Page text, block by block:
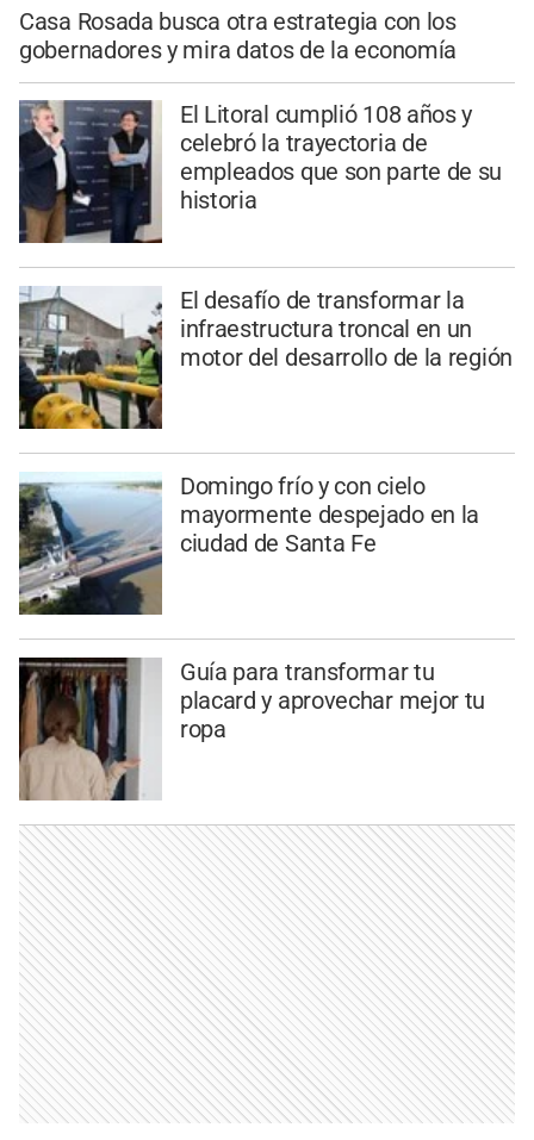
Casa Rosada busca otra estrategia con los
gobernadores y mira datos de la economía
El Litoral cumplió 108 años y
celebró la trayectoria de
empleados que son parte de su
historia
El desafío de transformar la
infraestructura troncal en un
motor del desarrollo de la región
Domingo frío y con cielo
mayormente despejado en la
ciudad de Santa Fe
Guía para transformar tu
placard y aprovechar mejor tu
ropa